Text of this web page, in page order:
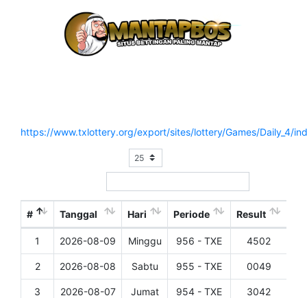
https://www.txlottery.org/export/sites/lottery/Games/Daily_4/
# Tanggal Hari Periode Result
1 2026-08-09 Minggu 956 - TXE 4502
2 2026-08-08 Sabtu 955 - TXE 0049
3 2026-08-07 Jumat 954 - TXE 3042